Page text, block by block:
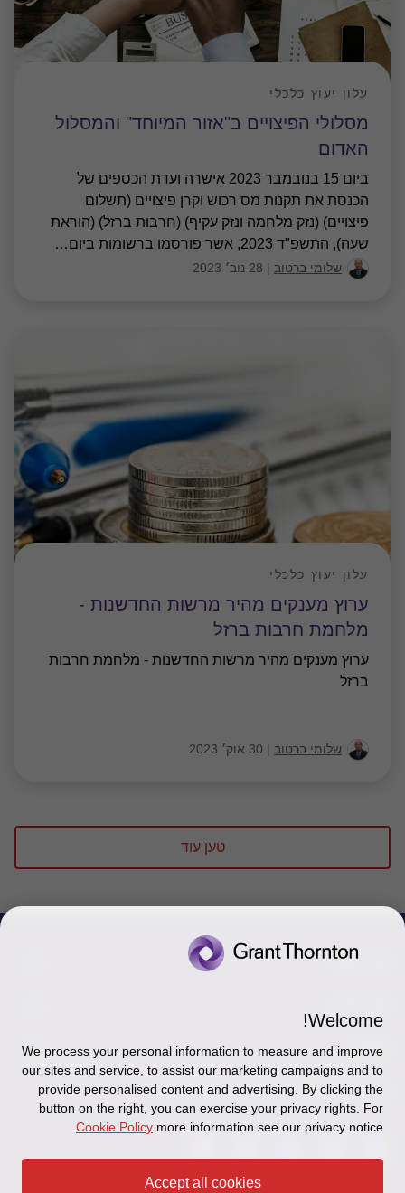
מסלולי הפיצויים ב"אזור המיוחד" והמסלול
האדום
עלון יעוץ כלכלי
ביום 15 בנובמבר 2023 אישרה ועדת הכספים של
הכנסת את תקנות מס רכוש וקרן פיצויים (תשלום
פיצויים) (נזק מלחמה ונזק עקיף) (חרבות ברזל) (הוראת
שעה), התשפ"ד 2023, אשר פורסמו ברשומות ביום
…
שלומי ברטוב | 28 נוב׳ 2023
ערוץ מענקים מהיר מרשות החדשנות -
מלחמת חרבות ברזל
עלון יעוץ כלכלי
ערוץ מענקים מהיר מרשות החדשנות - מלחמת חרבות
ברזל
שלומי ברטוב | 30 אוק׳ 2023
טען עוד
צור קשר
כניסה לעובדים - דוא"ל
כניסה לעובדים - דוחות עבודה
אודותינו
זיכרון והנצחה
תקנון
מדיניות הפרטיות
Disclaimer
Ethics Hotline
עקבו אחרינו ברשתות החברתיות
Welcome!
We process your personal information to measure and improve
our sites and service, to assist our marketing campaigns and to
provide personalised content and advertising. By clicking the
button on the right, you can exercise your privacy rights. For
more information see our privacy notice
Cookie Policy
Accept all cookies